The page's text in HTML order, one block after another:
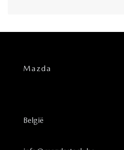
Mazda
België